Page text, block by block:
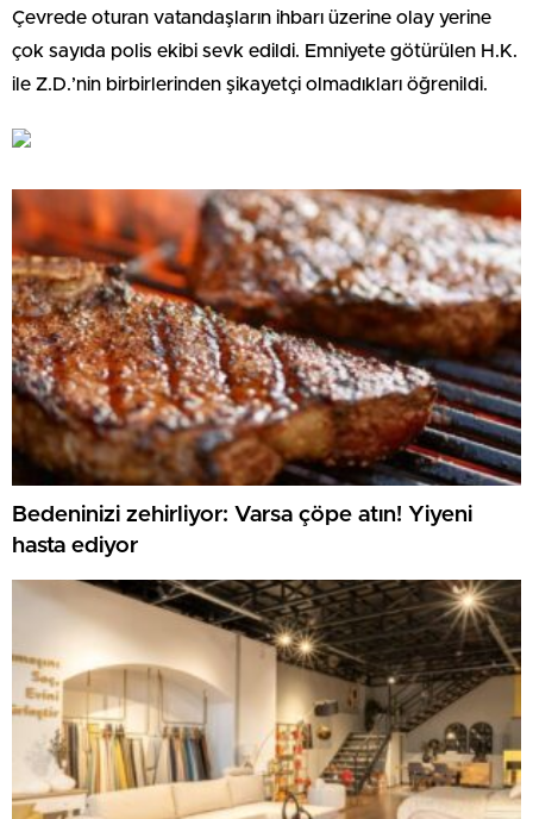
Çevrede oturan vatandaşların ihbarı üzerine olay yerine
çok sayıda polis ekibi sevk edildi. Emniyete götürülen H.K.
ile Z.D.’nin birbirlerinden şikayetçi olmadıkları öğrenildi.
Bedeninizi zehirliyor: Varsa çöpe atın! Yiyeni
hasta ediyor